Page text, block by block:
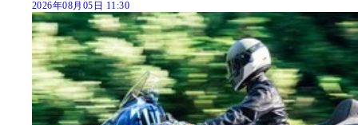
2026年08月05日 11:30